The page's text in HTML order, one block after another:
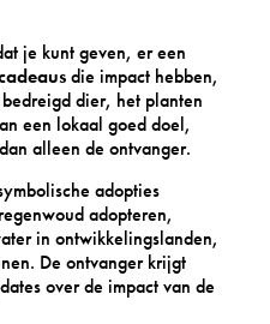
je kunt geven, er een
die impact hebben,
dier, het planten
een lokaal goed doel,
alleen de ontvanger.
adopties
adopteren,
in ontwikkelingslanden,
De ontvanger krijgt
over de impact van de